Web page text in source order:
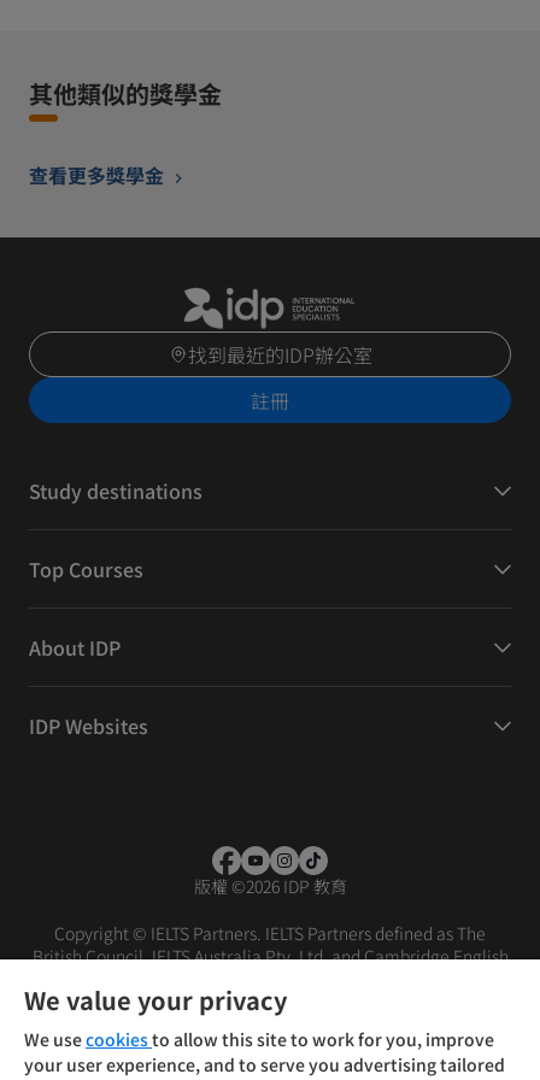
其他類似的獎學金
查看更多獎學金
找到最近的IDP辦公室
註冊
Study destinations
Top Courses
About IDP
IDP Websites
版權 ©2026 IDP 教育
Copyright © IELTS Partners. IELTS Partners defined as The
British Council, IELTS Australia Pty. Ltd. and Cambridge English
投資人
使用條款 隱私權政策
We value your privacy
We usecookiesto allow this site to work for you, improve
your user experience, and to serve you advertising tailored